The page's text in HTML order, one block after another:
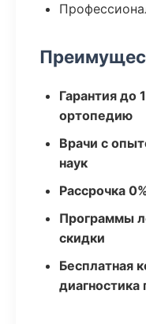
Гарантия до
ортопедию
Врачи с
наук
Рассрочка
Программы
скидки
Бесплатная
диагностика